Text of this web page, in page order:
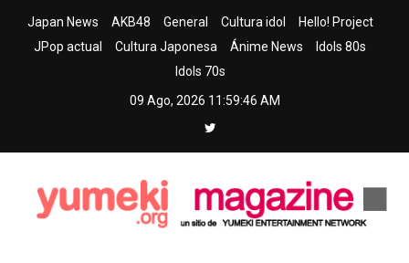
Japan News AKB48 General Cultura idol
Hello! Project
JPop actual
Cultura Japonesa Ánime News
Idols 80s
Idols 70s
09 Ago, 2026 11:59:47 AM